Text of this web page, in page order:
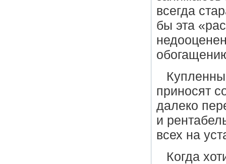
всегда
бы эта «
приносят
далеко
и
всех на
Когда